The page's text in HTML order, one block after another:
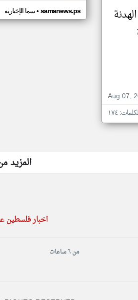
Aug 07,
١٧٤
سما الإخبارية• samanews.ps
المزيد
اخبار فلسطين
من ٦ ساعات